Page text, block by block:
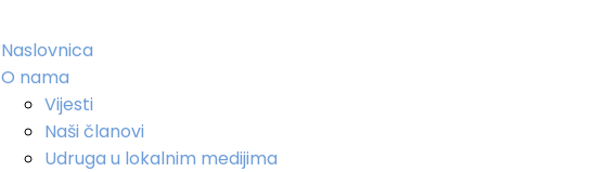
Naslovnica
O nama
Vijesti
Naši članovi
Udruga u lokalnim medijima